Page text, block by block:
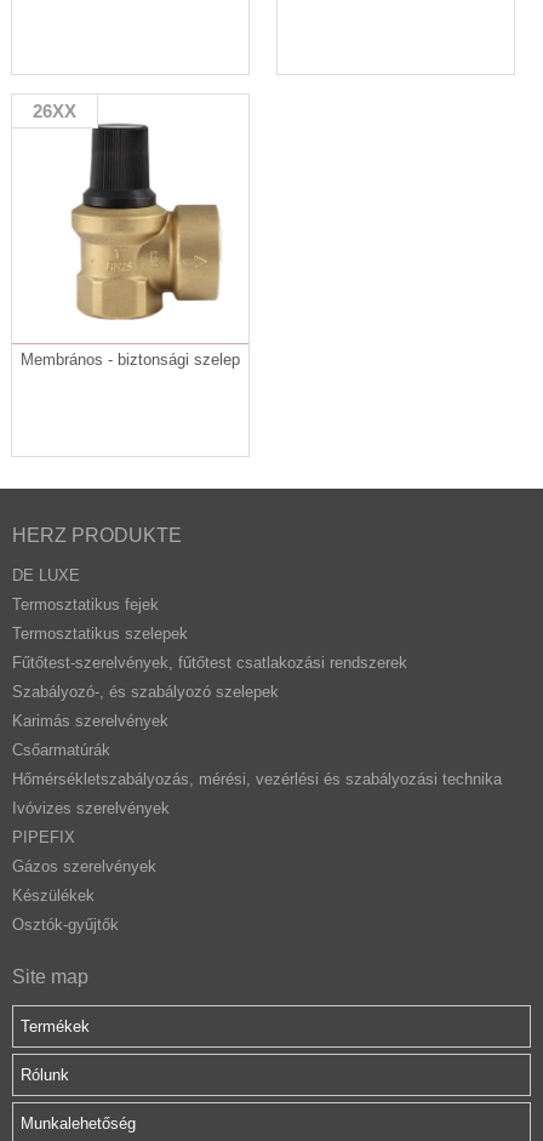
26XX
Membrános - biztonsági szelep
HERZ PRODUKTE
DE LUXE
Termosztatikus fejek
Termosztatikus szelepek
Fűtőtest-szerelvények, fűtőtest csatlakozási rendszerek
Szabályozó-, és szabályozó szelepek
Karimás szerelvények
Csőarmatúrák
Hőmérsékletszabályozás, mérési, vezérlési és szabályozási technika
Ivóvizes szerelvények
PIPEFIX
Gázos szerelvények
Készülékek
Osztók-gyűjtők
Site map
Termékek
Rólunk
Munkalehetőség